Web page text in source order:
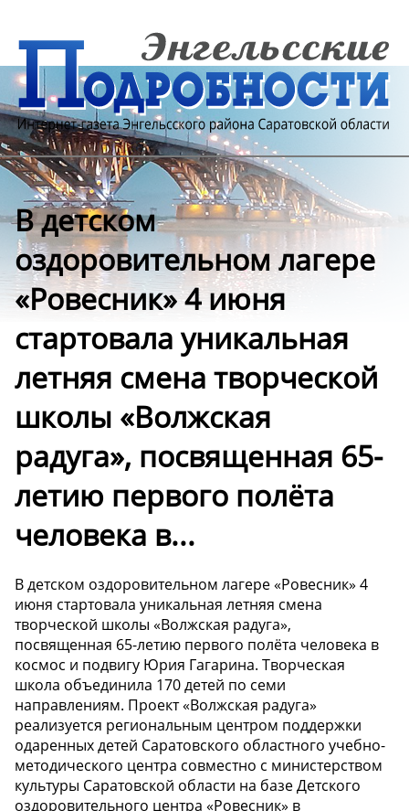
В детском
оздоровительном лагере
«Ровесник» 4 июня
стартовала уникальная
летняя смена творческой
школы «Волжская
радуга», посвященная 65-
летию первого полёта
человека в...
В детском оздоровительном лагере «Ровесник» 4
июня стартовала уникальная летняя смена
творческой школы «Волжская радуга»,
посвященная 65-летию первого полёта человека в
космос и подвигу Юрия Гагарина. Творческая
школа объединила 170 детей по семи
направлениям. Проект «Волжская радуга»
реализуется региональным центром поддержки
одаренных детей Саратовского областного учебно-
методического центра совместно с министерством
культуры Саратовской области на базе Детского
оздоровительного центра «Ровесник» в